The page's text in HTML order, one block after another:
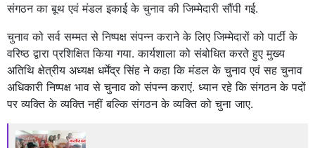
संगठन का बूथ एवं मंडल इकाई के चुनाव की जिम्मेदारी सौंपी गई.
चुनाव को सर्व सम्मत से निष्पक्ष संपन्न कराने के लिए जिम्मेदारों को पार्टी के
वरिष्ठ द्वारा प्रशिक्षित किया गया. कार्यशाला को संबोधित करते हुए मुख्य
अतिथि क्षेत्रीय अध्यक्ष धर्मेंद्र सिंह ने कहा कि मंडल के चुनाव एवं सह चुनाव
अधिकारी निष्पक्ष भाव से चुनाव को संपन्न कराएं. ध्यान रहे कि संगठन के पदों
पर व्यक्ति के व्यक्ति नहीं बल्कि संगठन के व्यक्ति को चुना जाए.